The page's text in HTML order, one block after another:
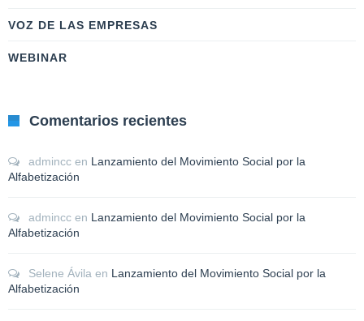
VOZ DE LAS EMPRESAS
WEBINAR
Comentarios recientes
admincc en Lanzamiento del Movimiento Social por la
Alfabetización
admincc en Lanzamiento del Movimiento Social por la
Alfabetización
Selene Ávila en Lanzamiento del Movimiento Social por la
Alfabetización